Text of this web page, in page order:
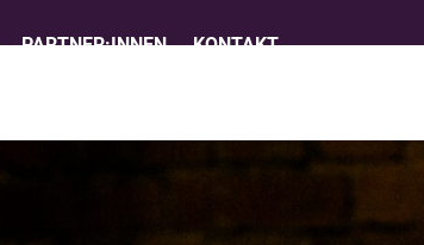
PARTNER:INNEN KONTAKT